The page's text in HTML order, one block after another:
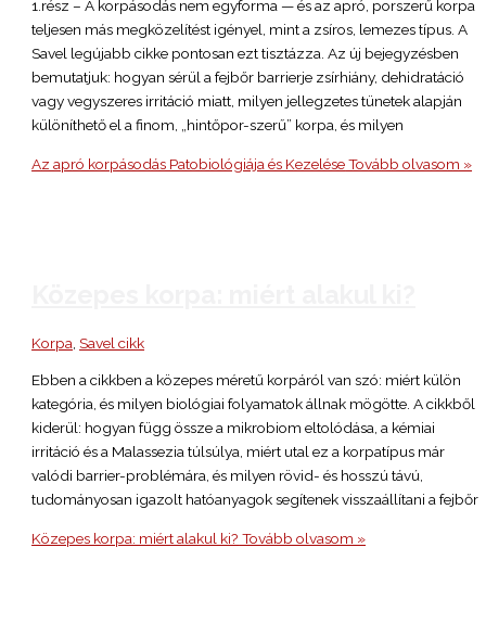
1.rész – A korpásodás nem egyforma — és az apró, porszerű korpa
teljesen más megközelítést igényel, mint a zsíros, lemezes típus. A
Savel legújabb cikke pontosan ezt tisztázza. Az új bejegyzésben
bemutatjuk: hogyan sérül a fejbőr barrierje zsírhiány, dehidratáció
vagy vegyszeres irritáció miatt, milyen jellegzetes tünetek alapján
különíthető el a finom, „hintőpor-szerű” korpa, és milyen
Az apró korpásodás Patobiológiája és KezeléseTovább olvasom »
Korpa ,Savel cikk
Ebben a cikkben a közepes méretű korpáról van szó: miért külön
kategória, és milyen biológiai folyamatok állnak mögötte. A cikkből
kiderül: hogyan függ össze a mikrobiom eltolódása, a kémiai
irritáció és a Malassezia túlsúlya, miért utal ez a korpatípus már
valódi barrier-problémára, és milyen rövid- és hosszú távú,
tudományosan igazolt hatóanyagok segítenek visszaállítani a fejbőr
Közepes korpa: miért alakul ki? Tovább olvasom »